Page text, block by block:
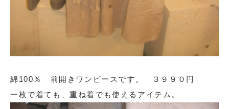
綿100％ 前開きワンピースです。 ３９９０円
一枚で着ても、重ね着でも使えるアイテム。